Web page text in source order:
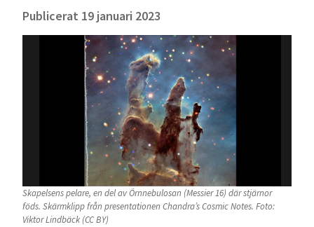
Publicerat 19 januari 2023
Skapelsens pelare, en del av Örnnebulosan (Messier 16) där stjärnor
föds. Skärmklipp från presentationen Chandra’s Cosmic Notes. Foto:
Viktor Lindbäck (CC BY)